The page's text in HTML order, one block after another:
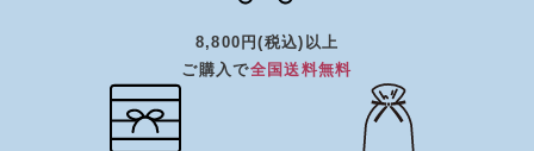
8,800円(税込)以上
ご購入で全国送料無料